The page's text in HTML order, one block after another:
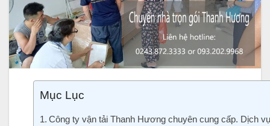
Mục Lục
Công ty vận tải Thanh Hương chuyên cung cấp. Dịch